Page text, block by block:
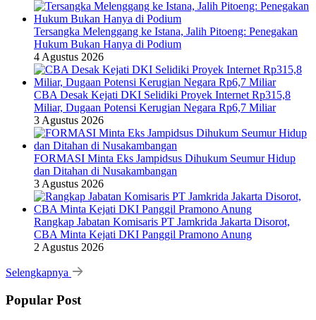
Tersangka Melenggang ke Istana, Jalih Pitoeng: Penegakan
Hukum Bukan Hanya di Podium
4 Agustus 2026
CBA Desak Kejati DKI Selidiki Proyek Internet Rp315,8
Miliar, Dugaan Potensi Kerugian Negara Rp6,7 Miliar
3 Agustus 2026
FORMASI Minta Eks Jampidsus Dihukum Seumur Hidup
dan Ditahan di Nusakambangan
3 Agustus 2026
Rangkap Jabatan Komisaris PT Jamkrida Jakarta Disorot,
CBA Minta Kejati DKI Panggil Pramono Anung
2 Agustus 2026
Selengkapnya
Popular Post